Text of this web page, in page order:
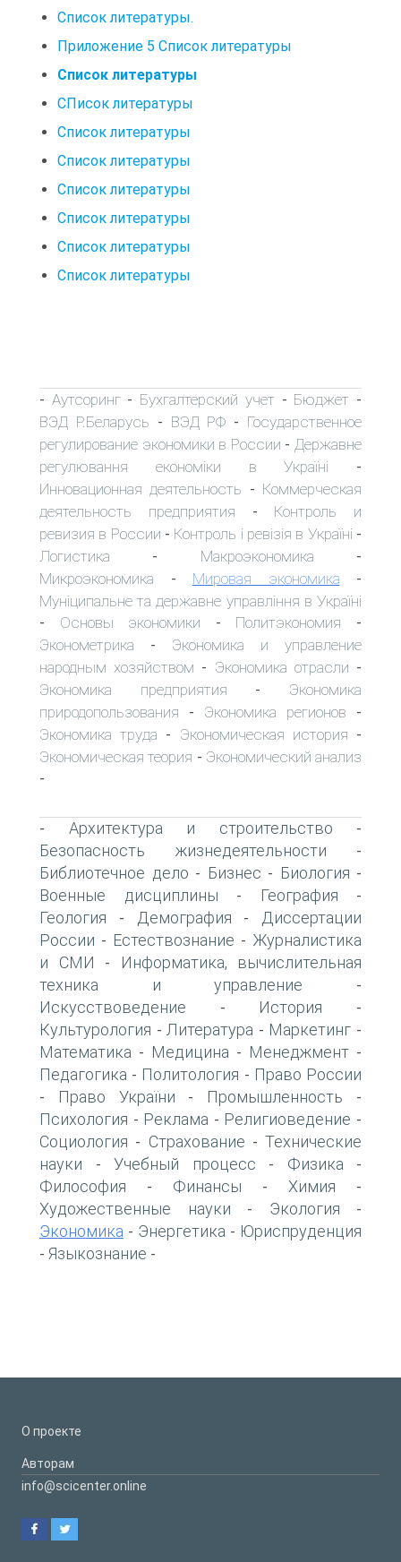
Список литературы.
Приложение 5 Список литературы
Список литературы
СПисок литературы
Список литературы
Список литературы
Список литературы
Список литературы
Список литературы
Список литературы
- Аутсоринг- Бухгалтерский учет - Бюджет -
ВЭД Р.Беларусь - ВЭД РФ - Государственное
регулирование экономики в России - Державне
регулювання економіки в Україні -
Инновационная деятельность - Коммерческая
деятельность предприятия - Контроль и
ревизия в России - Контроль і ревізія в Україні -
Логистика - Макроэкономика -
Микроэкономика - Мировая экономика -
Муніципальне та державне управління в Україні
- Основы экономики - Политэкономия -
Эконометрика - Экономика и управление
народным хозяйством - Экономика отрасли -
Экономика предприятия - Экономика
природопользования - Экономика регионов -
Экономика труда - Экономическая история -
Экономическая теория - Экономический анализ
-
- Архитектура и строительство -
Безопасность жизнедеятельности -
Библиотечное дело - Бизнес - Биология -
Военные дисциплины - География -
Геология - Демография -
Диссертации
России - Естествознание - Журналистика
и СМИ -
Информатика, вычислительная
техника и управление -
Искусствоведение - История -
Культурология - Литература - Маркетинг -
Математика - Медицина - Менеджмент -
Педагогика - Политология - Право России
- Право України - Промышленность -
Психология - Реклама - Религиоведение -
Социология - Страхование - Технические
науки - Учебный процесс - Физика -
Философия - Финансы - Химия -
Художественные науки - Экология -
Экономика - Энергетика - Юриспруденция
- Языкознание -
О проекте
Авторам
info@scicenter.online